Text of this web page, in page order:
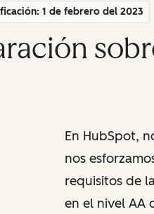
1 de febrero del 2023
En HubSpot,
nos
requisitos de
en el nivel AA